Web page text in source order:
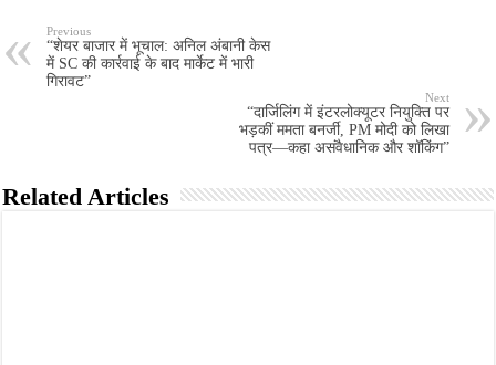
Previous
“शेयर बाजार में भूचाल: अनिल अंबानी केस
में SC की कार्रवाई के बाद मार्केट में भारी
गिरावट”
Next
“दार्जिलिंग में इंटरलोक्यूटर नियुक्ति पर
भड़कीं ममता बनर्जी, PM मोदी को लिखा
पत्र—कहा असंवैधानिक और शॉकिंग”
Related Articles